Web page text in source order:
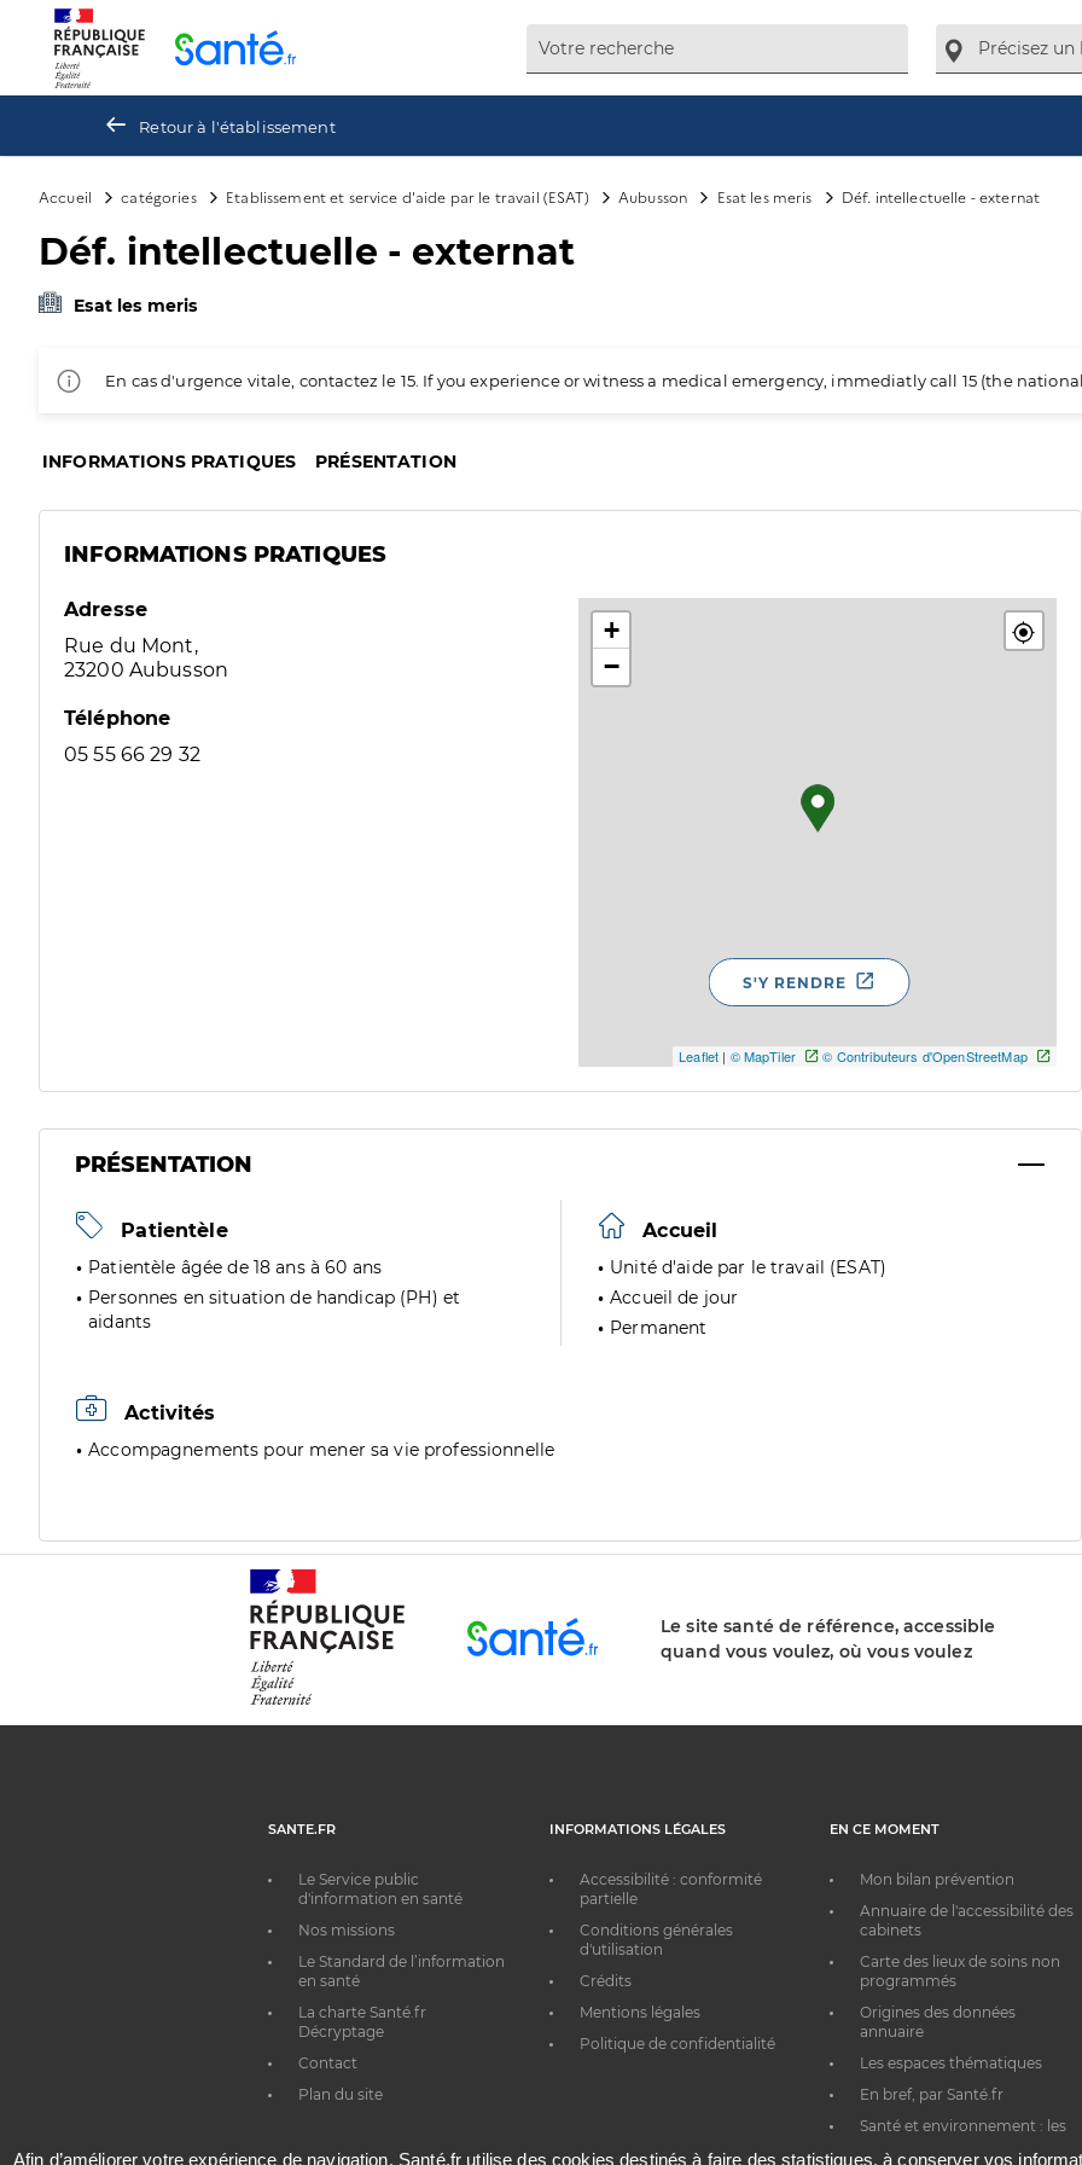
Retour à l'établissement
Accueil catégories Etablissement et service d'aide par le travail (ESAT) Aubusson Esat les meris Déf. intellectuelle - externat
Déf. intellectuelle - externat
Esat les meris
En cas d'urgence vitale, contactez le 15. If you experience or witness a medical emergency, immediatly call 15 (the
INFORMATIONS PRATIQUES PRÉSENTATION
INFORMATIONS PRATIQUES
Adresse
Rue du Mont,
23200 Aubusson
Téléphone
05 55 66 29 32
+
−
Leaflet | © MapTiler © Contributeurs d'OpenStreetMap
S'Y RENDRE
PRÉSENTATION
Patientèle
Patientèle âgée de 18 ans à 60 ans
Personnes en situation de handicap (PH) et
aidants
Accueil
Unité d'aide par le travail (ESAT)
Accueil de jour
Permanent
Activités
Accompagnements pour mener sa vie professionnelle
Le site santé de référence, accessible
quand vous voulez, où vous voulez
SANTE.FR
Le Service public
d'information en santé
Nos missions
Le Standard de l’information
en santé
La charte Santé.fr
Décryptage
Contact
Plan du site
INFORMATIONS LÉGALES
Accessibilité : conformité
partielle
Conditions générales
d'utilisation
Crédits
Mentions légales
Politique de confidentialité
EN CE MOMENT
Mon bilan prévention
Annuaire de l'accessibilité des
cabinets
Carte des lieux de soins non
programmés
Origines des données
annuaire
Les espaces thématiques
En bref, par Santé.fr
Santé et environnement : les
Panneau de gestion des cookies
Afin d’améliorer votre expérience de navigation, Santé.fr utilise des cookies destinés à faire des statistiques, à conserver vos